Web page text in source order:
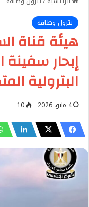
بترول وطاقة
هيئة قناة
إبحار سفينة
البترولية
4 مايو، 2026 10